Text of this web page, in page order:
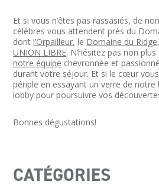
Et si vous n’êtes pas rassasiés, de
célèbres vous attendent près du
dontl’Orpailleur, le Domaine du Ridge
UNION LIBRE. N’hésitez pas non
notre équipe chevronnée et
durant votre séjour. Et si le cœur
périple en essayant un verre de notre
lobby pour poursuivre vos
Bonnes dégustations!
CATÉGORIES